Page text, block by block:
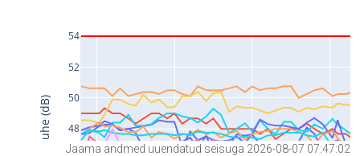
Jaama andmed uuendatud seisuga 2026-08-07 07:47:02